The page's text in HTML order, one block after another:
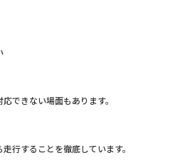
できない場面もあります。
行することを徹底しています。